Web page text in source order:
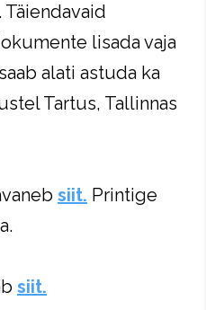
Täiendavaid
lisada vaja
alati astuda ka
Tartus, Tallinnas
siit. Printige
siit.